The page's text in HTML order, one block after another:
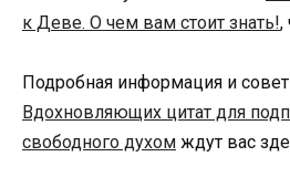
к Деве. О чем вам стоит знать!,
Подробная информация и
Вдохновляющих цитат для
свободного духом ждут вас